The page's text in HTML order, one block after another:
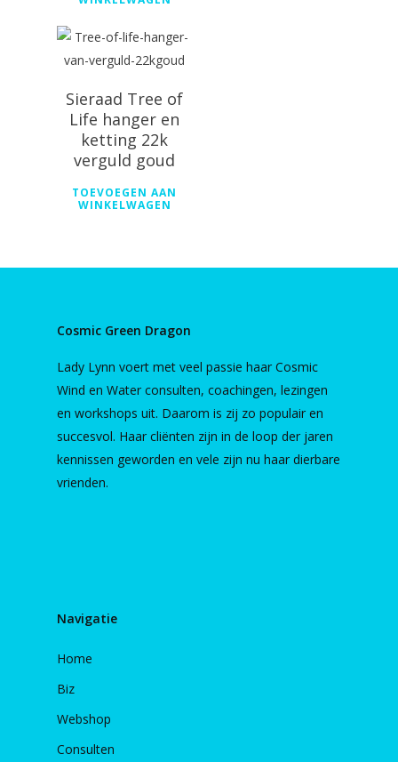
Sieraad Tree of
Life hanger en
ketting 22k
verguld goud
TOEVOEGEN AAN
WINKELWAGEN
Cosmic Green Dragon
Lady Lynn voert met veel passie haar Cosmic
Wind en Water consulten, coachingen, lezingen
en workshops uit. Daarom is zij zo populair en
succesvol. Haar cliënten zijn in de loop der jaren
kennissen geworden en vele zijn nu haar dierbare
vrienden.
Navigatie
Home
Biz
Webshop
Consulten